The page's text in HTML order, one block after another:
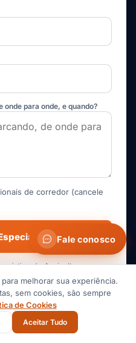
onde para onde, e quando?
de corredor (cancele
de Agricultura e
operacional, não por um
Fale conosco
melhorar sua experiência.
sem cookies, são sempre
de Cookies
Aceitar Tudo